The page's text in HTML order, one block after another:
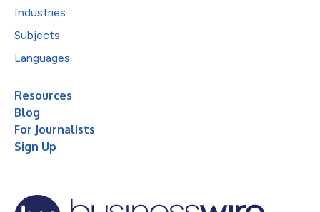
Industries
Subjects
Languages
Resources
Blog
For Journalists
Sign Up